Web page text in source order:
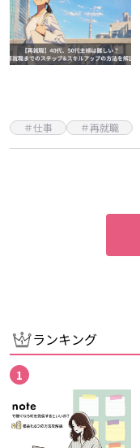
＃仕事 ＃再就職
ランキング